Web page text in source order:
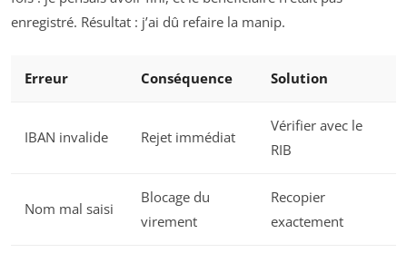
enregistré. Résultat : j’ai dû refaire la manip.
Erreur Conséquence Solution
IBAN invalide Rejet immédiat
Vérifier avec le
RIB
Nom mal saisi
Blocage du
virement
Recopier
exactement